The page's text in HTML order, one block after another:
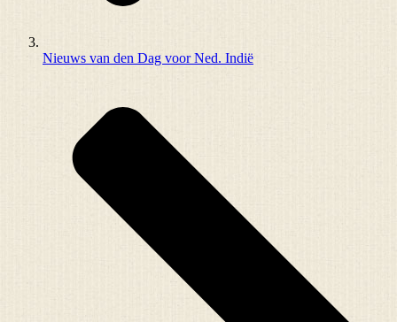
Nieuws van den Dag voor Ned. Indië